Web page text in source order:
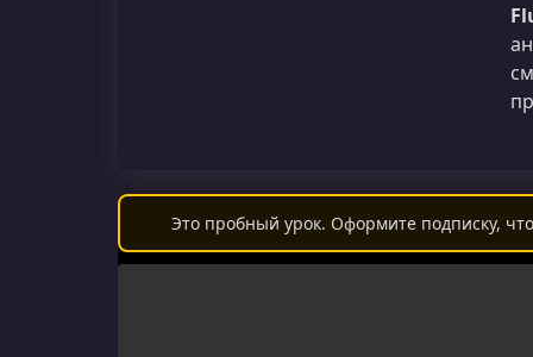
Это пробный урок. Оформите подписку,